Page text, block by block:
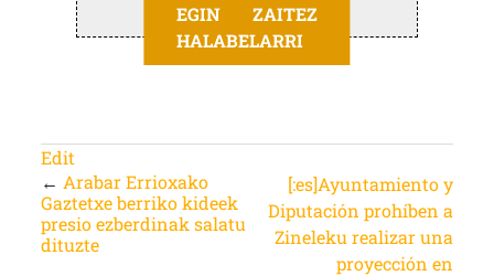
EGIN ZAITEZ
HALABELARRI
Edit
← Arabar Errioxako
Gaztetxe berriko kideek
presio ezberdinak salatu
dituzte
[:es]Ayuntamiento y
Diputación prohíben a
Zineleku realizar una
proyección en